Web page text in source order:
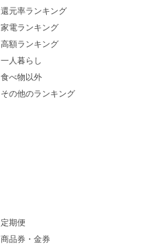
還元率ランキング
家電ランキング
高額ランキング
一人暮らし
食べ物以外
その他のランキング
定期便
商品券・金券